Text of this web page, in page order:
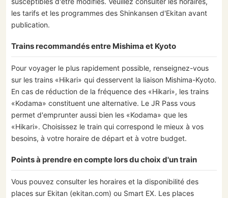
les tarifs et les programmes des Shinkansen d'Ekitan avant
publication.
Trains recommandés entre Mishima et Kyoto
Pour voyager le plus rapidement possible, renseignez-vous
sur les trains «Hikari» qui desservent la liaison Mishima-Kyoto.
En cas de réduction de la fréquence des «Hikari», les trains
«Kodama» constituent une alternative. Le JR Pass vous
permet d'emprunter aussi bien les «Kodama» que les
«Hikari». Choisissez le train qui correspond le mieux à vos
besoins, à votre horaire de départ et à votre budget.
Points à prendre en compte lors du choix d'un train
Vous pouvez consulter les horaires et la disponibilité des
places sur Ekitan (ekitan.com) ou Smart EX. Les places